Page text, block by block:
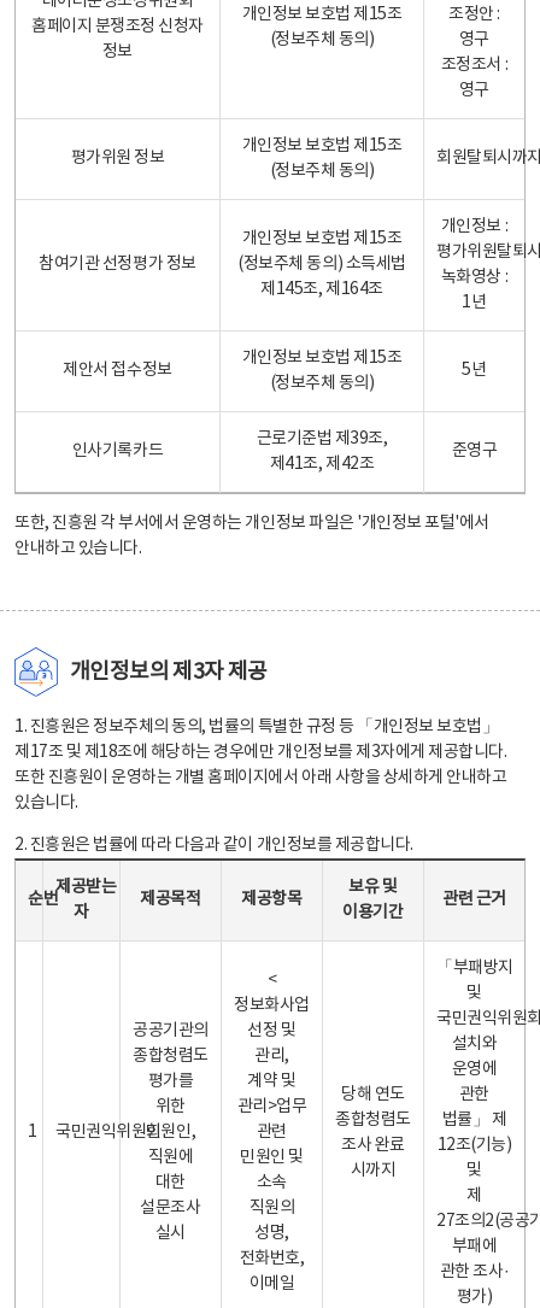
홈페이지 분쟁조정 신청자
정보
개인정보 보호법 제15조
(정보주체 동의)
조정안 :
영구
조정조서 :
영구
평가위원 정보
개인정보 보호법 제15조
(정보주체 동의)
회원탈퇴시까
참여기관 선정평가 정보
개인정보 보호법 제15조
(정보주체 동의) 소득세법
제145조, 제164조
개인정보 :
평가위원탈퇴
녹화영상 :
1년
제안서 접수정보
개인정보 보호법 제15조
(정보주체 동의)
5년
인사기록카드
근로기준법 제39조,
제41조, 제42조
준영구
또한, 진흥원 각 부서에서 운영하는 개인정보 파일은 '개인정보 포털'에서
안내하고 있습니다.
개인정보의 제3자 제공
1. 진흥원은 정보주체의 동의, 법률의 특별한 규정 등 「개인정보 보호법」
제17조 및 제18조에 해당하는 경우에만 개인정보를 제3자에게 제공합니다.
또한 진흥원이 운영하는 개별 홈페이지에서 아래 사항을 상세하게 안내하고
있습니다.
2. 진흥원은 법률에 따라 다음과 같이 개인정보를 제공합니다.
순번
제공받는
자
제공목적 제공항목
보유 및
이용기간
관련 근거
1 국민권익위원회
공공기관의
종합청렴도
평가를
위한
민원인,
직원에
대한
설문조사
실시
<
정보화사업
선정 및
관리,
계약 및
관리>업무
관련
민원인 및
소속
직원의
성명,
전화번호,
이메일
당해 연도
종합청렴도
조사 완료
시까지
「부패방지
및
국민권익위원
설치와
운영에
관한
법률」 제
12조(기능)
및
제
27조의2(공공
부패에
관한 조사·
평가)